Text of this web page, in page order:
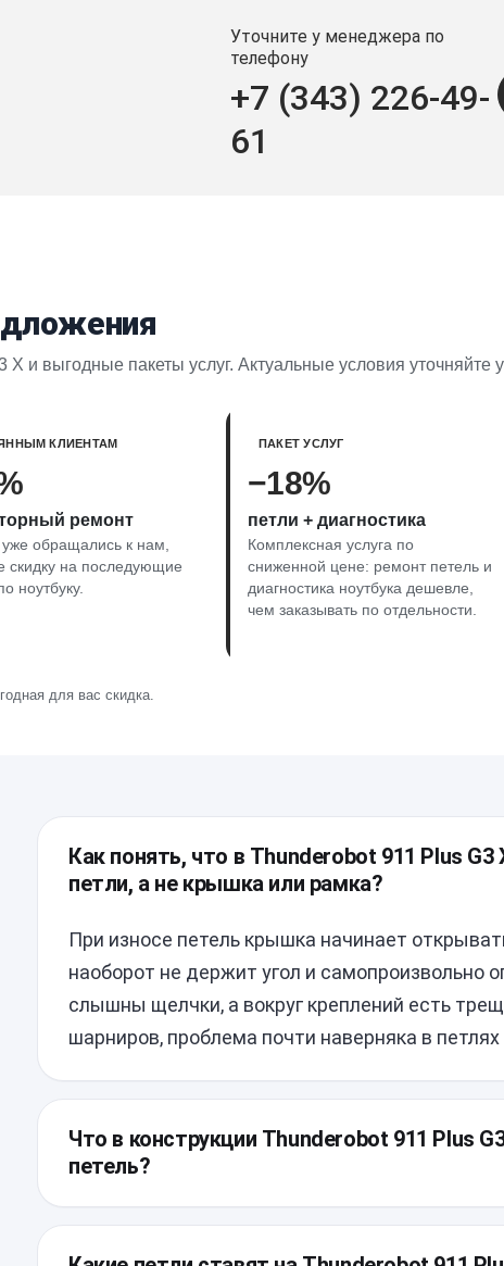
Уточните у менеджера по
телефону
+7 (343) 226-49-
61
и выгодные пакеты услуг. Актуальные условия
КЛИЕНТАМ
ремонт
обращались к нам,
скидку на последующие
ноутбуку.
ПАКЕТ УСЛУГ
−18%
петли + диагностика
Комплексная услуга по
сниженной цене: ремонт петель и
диагностика ноутбука дешевле,
чем заказывать по отдельности.
для вас скидка.
Как понять, что в Thunderobot 911 Plus
петли, а не крышка или рамка?
При износе петель крышка начинает
наоборот не держит угол и самопроизвольно
слышны щелчки, а вокруг креплений есть
шарниров, проблема почти наверняка в
Что в конструкции Thunderobot 911 Plus
петель?
У этой модели корпус и крепления крышки
разборке важно не повредить пластиковые